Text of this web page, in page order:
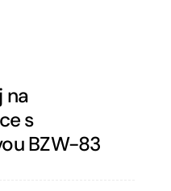
na
s
BZW-83